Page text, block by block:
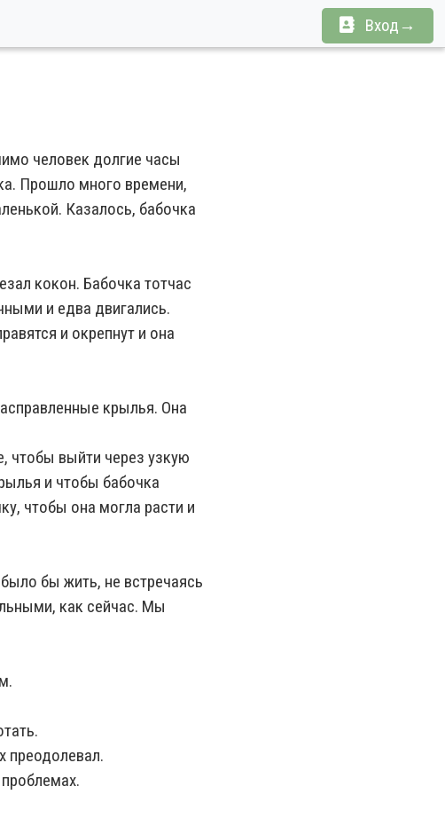
Вход→
человек долгие часы
Прошло много времени,
Казалось, бабочка
кокон. Бабочка тотчас
и едва двигались.
и окрепнут и она
крылья. Она
чтобы выйти через узкую
и чтобы бабочка
чтобы она могла расти и
бы жить, не встречаясь
как сейчас. Мы
преодолевал.